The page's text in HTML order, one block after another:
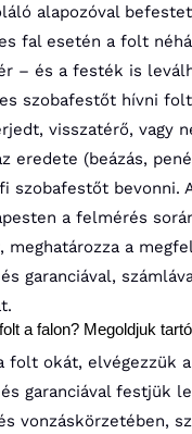
alapozóval
fal esetén a folt
– és a festék is
szobafestőt hívni
visszatérő, vagy
eredete (beázás,
szobafestőt bevonni.
a felmérés
meghatározza a
garanciával,
a falon? Megoldjuk
folt okát, elvégezzük
garanciával festjük
vonzáskörzetében,